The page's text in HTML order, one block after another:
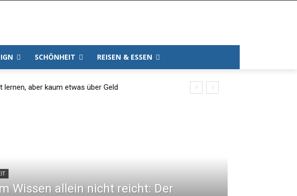
SCHÖNHEIT REISEN & ESSEN
aber kaum etwas über Geld
Wissen allein nicht reicht: Der